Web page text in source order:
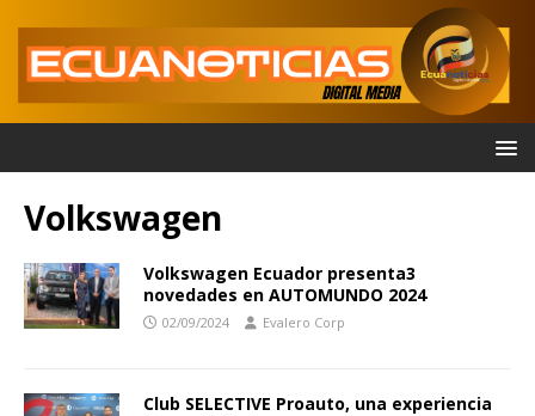
Volkswagen
Volkswagen Ecuador presenta3
novedades en AUTOMUNDO 2024
02/09/2024 Evalero Corp
Club SELECTIVE Proauto, una experiencia